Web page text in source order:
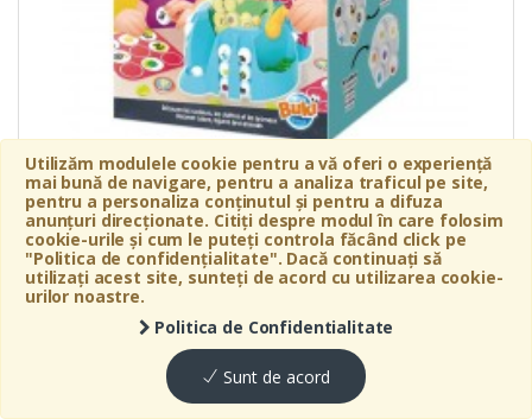
Utilizăm modulele cookie pentru a vă oferi o experiență
mai bună de navigare, pentru a analiza traficul pe site,
pentru a personaliza conținutul și pentru a difuza
anunțuri direcționate. Citiți despre modul în care folosim
cookie-urile și cum le puteți controla făcând click pe
"Politica de confidențialitate". Dacă continuați să
utilizați acest site, sunteți de acord cu utilizarea cookie-
urilor noastre.
Politica de Confidentialitate
Sunt de acord
In stoc
115LEI
Detalii